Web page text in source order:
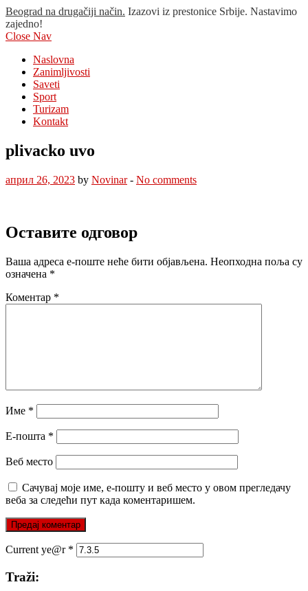
Beograd na drugačiji način. Izazovi iz prestonice Srbije. Nastavimo
zajedno!
Close Nav
Naslovna
Zanimljivosti
Saveti
Sport
Turizam
Kontakt
plivacko uvo
април 26, 2023 by Novinar- No comments
Оставите одговор
Ваша адреса е-поште неће бити објављена. Неопходна поља су
означена *
Коментар *
Име *
Е-пошта *
Веб место
Сачувај моје име, е-пошту и веб место у овом прегледачу
веба за следећи пут када коментаришем.
Current ye@r *
Traži: